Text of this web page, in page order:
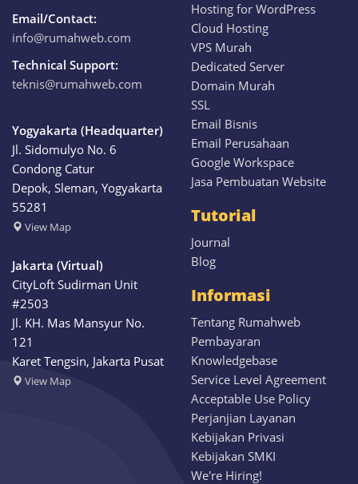
Email/Contact:
info@rumahweb.com
Technical Support:
teknis@rumahweb.com
Yogyakarta (Headquarter)
Jl. Sidomulyo No. 6
Condong Catur
Depok, Sleman, Yogyakarta
55281
View Map
Jakarta (Virtual)
CityLoft Sudirman Unit
#2503
Jl. KH. Mas Mansyur No.
121
Karet Tengsin, Jakarta Pusat
View Map
Hosting for WordPress
Cloud Hosting
VPS Murah
Dedicated Server
Domain Murah
SSL
Email Bisnis
Email Perusahaan
Google Workspace
Jasa Pembuatan Website
Tutorial
Journal
Blog
Informasi
Tentang Rumahweb
Pembayaran
Knowledgebase
Service Level Agreement
Acceptable Use Policy
Perjanjian Layanan
Kebijakan Privasi
Kebijakan SMKI
We're Hiring!